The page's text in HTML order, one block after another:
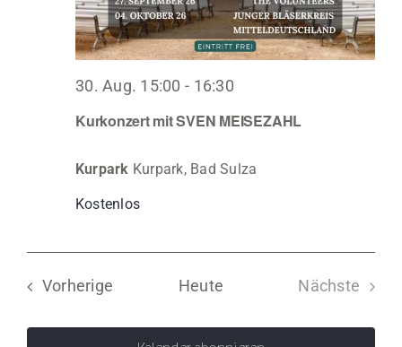
Kurkonzert mit SVEN MEISEZAHL
30. Aug. 15:00 - 16:30
Kurpark Kurpark, Bad Sulza
Kostenlos
Vorherige Veranstaltungen
Heute
Nächste